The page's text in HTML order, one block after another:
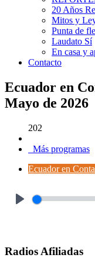
20 Años
Mitos y
Punta de
Laudato Sí
En casa y
Contacto
Ecuador en
Mayo de 2026
202
Más programas
Ecuador en
Radios Afiliadas